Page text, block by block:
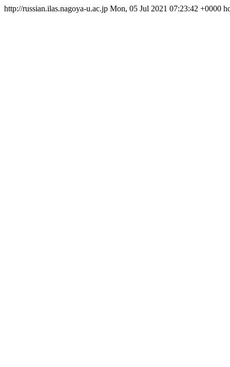
http://russian.ilas.nagoya-u.ac.jp Mon, 05 Jul 2021 07:23:42 +0000